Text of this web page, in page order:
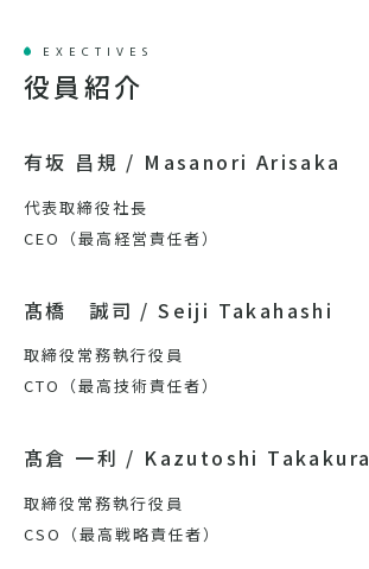
EXECTIVES
役員紹介
有坂 昌規 / Masanori Arisaka
代表取締役社長
CEO（最高経営責任者）
髙橋 誠司 / Seiji Takahashi
取締役 常務執行役員
CTO（最高技術責任者）
髙倉 一利 / Kazutoshi Takakura
取締役常務執行役員
CSO（最高戦略責任者）